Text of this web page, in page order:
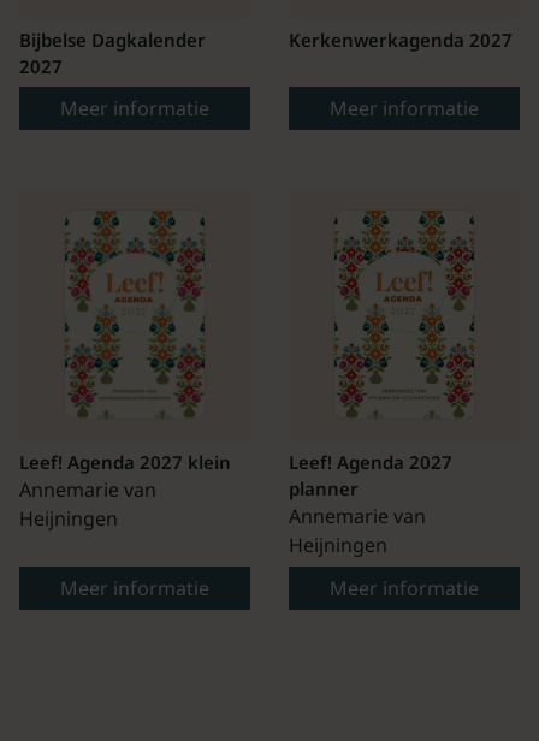
Bijbelse Dagkalender
2027
Meer informatie
Kerkenwerkagenda 2027
Meer informatie
Leef! Agenda 2027 klein
Annemarie van
Heijningen
Meer informatie
Leef! Agenda 2027
planner
Annemarie van
Heijningen
Meer informatie